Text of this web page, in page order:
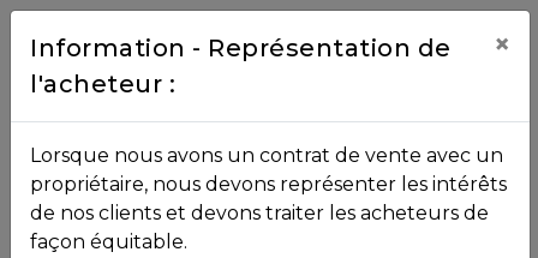
Contact
NOS
PROPRIÉTÉS
Toutes les propriétés
, , ,
Information - Représentation de
l'acheteur :
×
Lorsque nous avons un contrat de vente avec un
propriétaire, nous devons représenter les intérêts
de nos clients et devons traiter les acheteurs de
façon équitable.